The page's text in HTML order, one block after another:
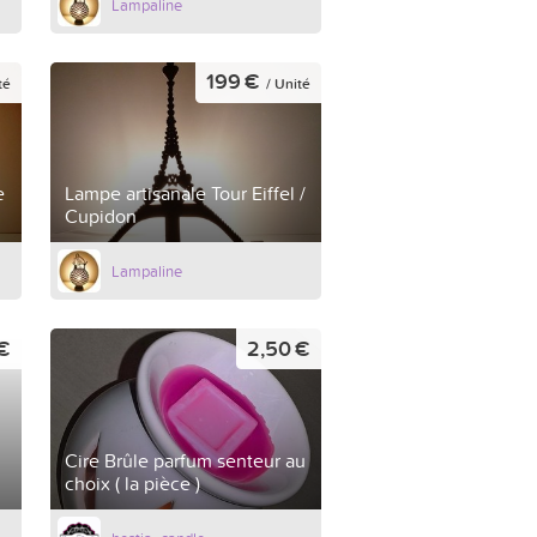
Lampaline
Lampe artisanale Tour Eiffel /
Cupidon
199 € / Unité
Lampaline
Cire Brûle parfum senteur au
choix ( la pièce )
2,50 €